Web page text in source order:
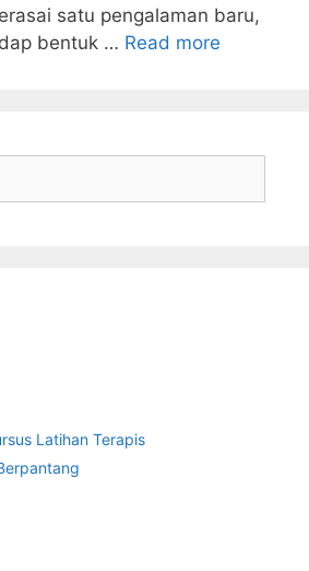
satu pengalaman baru,
bentuk … Read more
Latihan Terapis